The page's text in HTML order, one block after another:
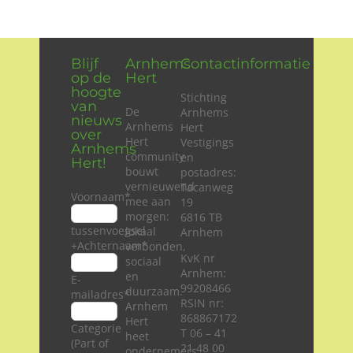
Diensten en produkten
Vacatures
Blijf
op de
hoogte
van
nieuws
over
Arnhems
Hert!
Voornaam*
tussenvoegsel
+Achternaam*
E-
mailadres*
Categorie
(Part of
Arnhems
Hert
De
Arnhems
Hert
community
bouwt
vernieuwend
mee aan
morgen:
lokaal
verbonden,
sociaal
en
duurzaam.
Arnhem
Hert
heet
Contactinformatie
Stichting
Arnhems
Hert
Vestigings
en
postadres:
Tacanweg
19
6816 TB
Arnhem
KvK nr
Arnhem:
99208466
RSIN nr:
868867172
T 06 – 41
21 48 00